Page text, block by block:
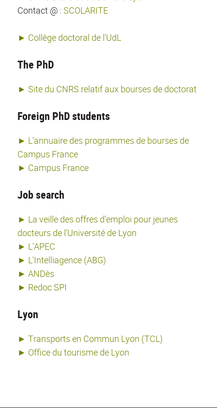
Contact @ : SCOLARITE
► Collège doctoral de l'UdL
The PhD
► Site du CNRS relatif aux bourses de doctorat
Foreign PhD students
► L’annuaire des programmes de bourses de
Campus France
► Campus France
Job search
► La veille des offres d’emploi pour jeunes
docteurs de l’Université de Lyon
► L’APEC
► L'Intelliagence (ABG)
► ANDès
► Redoc SPI
Lyon
► Transports en Commun Lyon (TCL)
► Office du tourisme de Lyon